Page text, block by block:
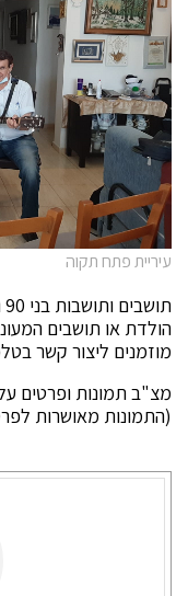
עיריית פתח תקוה
הולדת או תושבים
מוזמנים ליצור קשר בטלפון
מצ"ב תמונות ופרטים
(התמונות מאושרות